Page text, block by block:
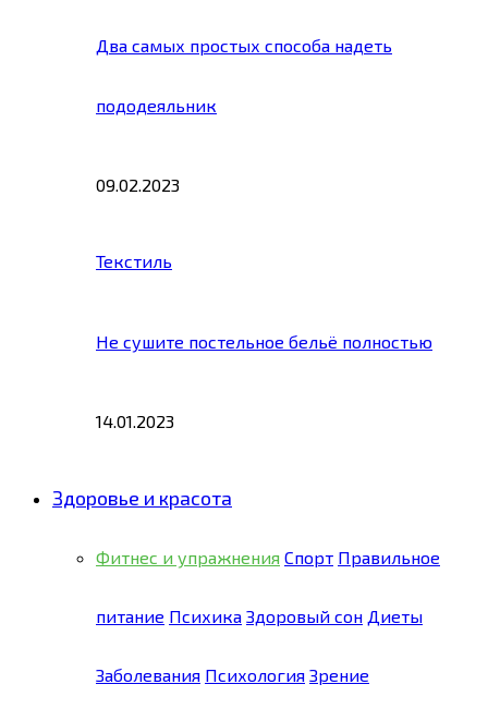
Два самых простых способа надеть
пододеяльник
09.02.2023
Текстиль
Не сушите постельное бельё полностью
14.01.2023
Здоровье и красота
Фитнес и упражнения Спорт Правильное
питание Психика Здоровый сон Диеты
Заболевания Психология Зрение